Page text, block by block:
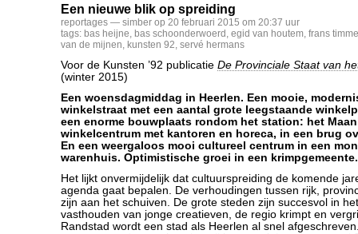
Een nieuwe blik op spreiding
reportages — simber op 20 februari 2015 om 20:37 uur
tags: bas heijne, bas schoonderwoerd , egid van houtem, frans
van de mijnen, kunsten 92, servé hermans
Voor de Kunsten ’92 publicatie De Provinciale Staat van
(winter 2015)
Een woensdagmiddag in Heerlen. Een mooie,
winkelstraat met een aantal grote leegstaande
een enorme bouwplaats rondom het station: het
winkelcentrum met kantoren en horeca, in een brug
En een weergaloos mooi cultureel centrum in een
warenhuis. Optimistische groei in een krimpgemeente.
Het lijkt onvermijdelijk dat cultuurspreiding de komende
agenda gaat bepalen. De verhoudingen tussen rijk,
zijn aan het schuiven. De grote steden zijn succesvol in
vasthouden van jonge creatieven, de regio krimpt en
Randstad wordt een stad als Heerlen al snel